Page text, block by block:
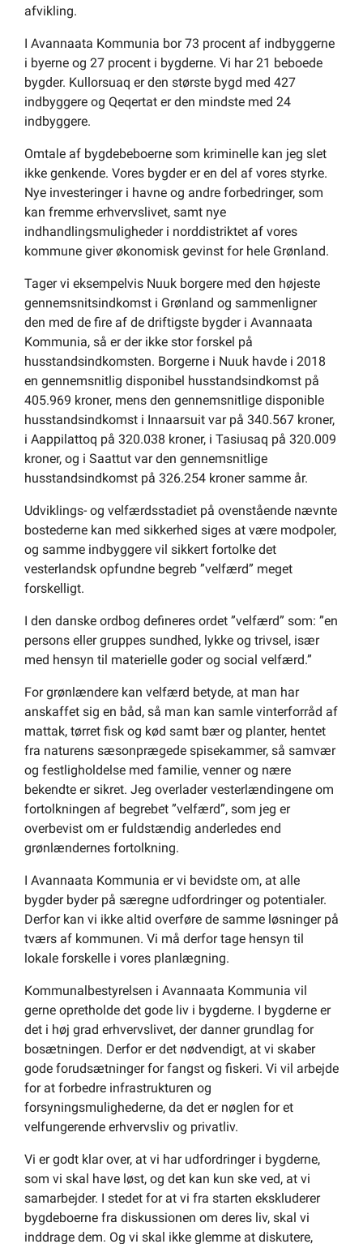
afvikling.
I Avannaata Kommunia bor 73 procent af indbyggerne
i byerne og 27 procent i bygderne. Vi har 21 beboede
bygder. Kullorsuaq er den største bygd med 427
indbyggere og Qeqertat er den mindste med 24
indbyggere.
Omtale af bygdebeboerne som kriminelle kan jeg slet
ikke genkende. Vores bygder er en del af vores styrke.
Nye investeringer i havne og andre forbedringer, som
kan fremme erhvervslivet, samt nye
indhandlingsmuligheder i norddistriktet af vores
kommune giver økonomisk gevinst for hele Grønland.
Tager vi eksempelvis Nuuk borgere med den højeste
gennemsnitsindkomst i Grønland og sammenligner
den med de fire af de driftigste bygder i Avannaata
Kommunia, så er der ikke stor forskel på
husstandsindkomsten. Borgerne i Nuuk havde i 2018
en gennemsnitlig disponibel husstandsindkomst på
405.969 kroner, mens den gennemsnitlige disponible
husstandsindkomst i Innaarsuit var på 340.567 kroner,
i Aappilattoq på 320.038 kroner, i Tasiusaq på 320.009
kroner, og i Saattut var den gennemsnitlige
husstandsindkomst på 326.254 kroner samme år.
Udviklings- og velfærdsstadiet på ovenstående nævnte
bostederne kan med sikkerhed siges at være modpoler,
og samme indbyggere vil sikkert fortolke det
vesterlandsk opfundne begreb ”velfærd” meget
forskelligt.
I den danske ordbog defineres ordet ”velfærd” som: ”en
persons eller gruppes sundhed, lykke og trivsel, især
med hensyn til materielle goder og social velfærd.”
For grønlændere kan velfærd betyde, at man har
anskaffet sig en båd, så man kan samle vinterforråd af
mattak, tørret fisk og kød samt bær og planter, hentet
fra naturens sæsonprægede spisekammer, så samvær
og festligholdelse med familie, venner og nære
bekendte er sikret. Jeg overlader vesterlændingene om
fortolkningen af begrebet ”velfærd”, som jeg er
overbevist om er fuldstændig anderledes end
grønlændernes fortolkning.
I Avannaata Kommunia er vi bevidste om, at alle
bygder byder på særegne udfordringer og potentialer.
Derfor kan vi ikke altid overføre de samme løsninger på
tværs af kommunen. Vi må derfor tage hensyn til
lokale forskelle i vores planlægning.
Kommunalbestyrelsen i Avannaata Kommunia vil
gerne opretholde det gode liv i bygderne. I bygderne er
det i høj grad erhvervslivet, der danner grundlag for
bosætningen. Derfor er det nødvendigt, at vi skaber
gode forudsætninger for fangst og fiskeri. Vi vil arbejde
for at forbedre infrastrukturen og
forsyningsmulighederne, da det er nøglen for et
velfungerende erhvervsliv og privatliv.
Vi er godt klar over, at vi har udfordringer i bygderne,
som vi skal have løst, og det kan kun ske ved, at vi
samarbejder. I stedet for at vi fra starten ekskluderer
bygdeboerne fra diskussionen om deres liv, skal vi
inddrage dem. Og vi skal ikke glemme at diskutere,